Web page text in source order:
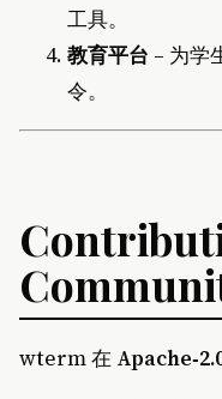
工具。
教育平台 – 为学
令。
wterm 在